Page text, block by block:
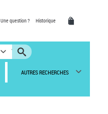
Une question ? Historique
AUTRES RECHERCHES